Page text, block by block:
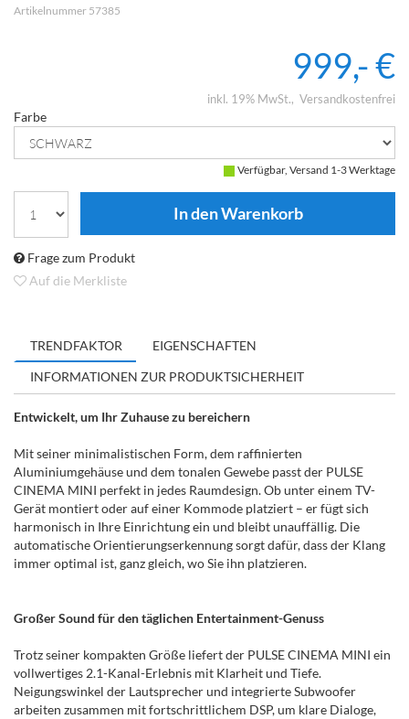
Artikelnummer 57385
999,- €
inkl. 19% MwSt. Versandkostenfrei
Farbe
Verfügbar, Versand 1-3 Werktage
Frage zum Produkt
Auf die Merkliste
TRENDFAKTOR
EIGENSCHAFTEN
INFORMATIONEN ZUR PRODUKTSICHERHEIT
Entwickelt, um Ihr Zuhause zu bereichern
Mit seiner minimalistischen Form, dem raffinierten
Aluminiumgehäuse und dem tonalen Gewebe passt der PULSE
CINEMA MINI perfekt in jedes Raumdesign. Ob unter einem TV-
Gerät montiert oder auf einer Kommode platziert – er fügt sich
harmonisch in Ihre Einrichtung ein und bleibt unauffällig. Die
automatische Orientierungserkennung sorgt dafür, dass der Klang
immer optimal ist, ganz gleich, wo Sie ihn platzieren.
Großer Sound für den täglichen Entertainment-Genuss
Trotz seiner kompakten Größe liefert der PULSE CINEMA MINI ein
vollwertiges 2.1-Kanal-Erlebnis mit Klarheit und Tiefe.
Neigungswinkel der Lautsprecher und integrierte Subwoofer
arbeiten zusammen mit fortschrittlichem DSP, um klare Dialoge,